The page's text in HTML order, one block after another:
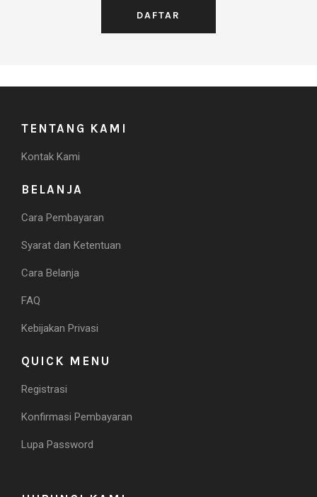
TENTANG KAMI
Kontak Kami
BELANJA
Cara Pembayaran
Syarat dan Ketentuan
Cara Belanja
FAQ
Kebijakan Privasi
QUICK MENU
Registrasi
Konfirmasi Pembayaran
Lupa Password